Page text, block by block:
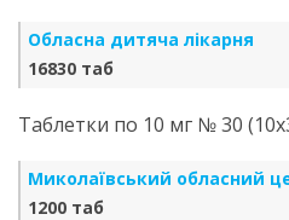
Обласна дитяча лікарня
16830 таб
Таблетки по 10 мг № 30
Миколаївський обласний
1200 таб